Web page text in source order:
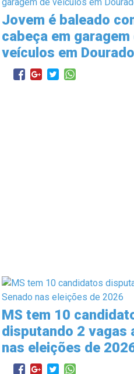
Jovem é baleado
cabeça em garagem
veículos em
MS tem 10
disputando 2 vagas
nas eleições de